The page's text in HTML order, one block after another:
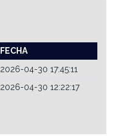
FECHA
2026-04-30 17:45:11
2026-04-30 12:22:17